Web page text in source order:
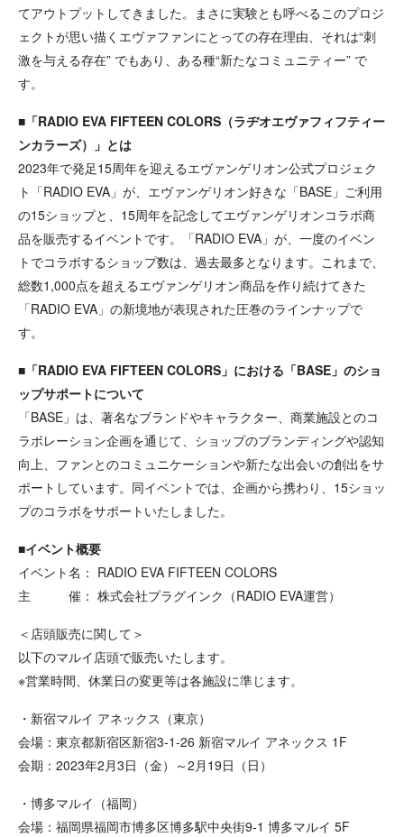
てアウトプットしてきました。まさに実験とも呼べるこのプロジ
ェクトが思い描くエヴァファンにとっての存在理由、それは“刺
激を与える存在” でもあり、ある種“新たなコミュニティー” で
す。
■「RADIO EVA FIFTEEN COLORS（ラヂオエヴァフィフティー
ンカラーズ）」とは
2023年で発足15周年を迎えるエヴァンゲリオン公式プロジェク
ト「RADIO EVA」が、エヴァンゲリオン好きな「BASE」ご利用
の15ショップと、15周年を記念してエヴァンゲリオンコラボ商
品を販売するイベントです。「RADIO EVA」が、一度のイベン
トでコラボするショップ数は、過去最多となります。これまで、
総数1,000点を超えるエヴァンゲリオン商品を作り続けてきた
「RADIO EVA」の新境地が表現された圧巻のラインナップで
す。
■「RADIO EVA FIFTEEN COLORS」における「BASE」のショ
ップサポートについて
「BASE」は、著名なブランドやキャラクター、商業施設とのコ
ラボレーション企画を通じて、ショップのブランディングや認知
向上、ファンとのコミュニケーションや新たな出会いの創出をサ
ポートしています。同イベントでは、企画から携わり、15ショッ
プのコラボをサポートいたしました。
■イベント概要
イベント名： RADIO EVA FIFTEEN COLORS
主 催： 株式会社プラグインク（RADIO EVA運営）
＜店頭販売に関して＞
以下のマルイ店頭で販売いたします。
※営業時間、休業日の変更等は各施設に準じます。
・新宿マルイ アネックス（東京）
会場：東京都新宿区新宿3-1-26 新宿マルイ アネックス 1F
会期：2023年2月3日（金）～2月19日（日）
・博多マルイ（福岡）
会場：福岡県福岡市博多区博多駅中央街9-1 博多マルイ 5F